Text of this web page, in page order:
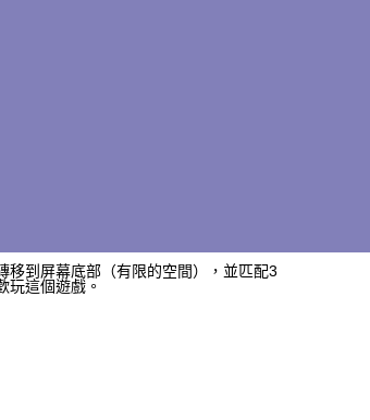
到屏幕底部（有限的空間），並匹配3
玩這個遊戲。